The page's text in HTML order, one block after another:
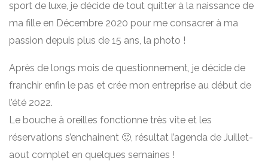
sport de luxe, je décide de tout quitter à la naissance de
ma fille en Décembre 2020 pour me consacrer à ma
passion depuis plus de 15 ans, la photo !
Après de longs mois de questionnement, je décide de
franchir enfin le pas et crée mon entreprise au début de
l’été 2022.
Le bouche à oreilles fonctionne très vite et les
réservations s’enchainent 🙂, résultat l’agenda de Juillet-
aout complet en quelques semaines !